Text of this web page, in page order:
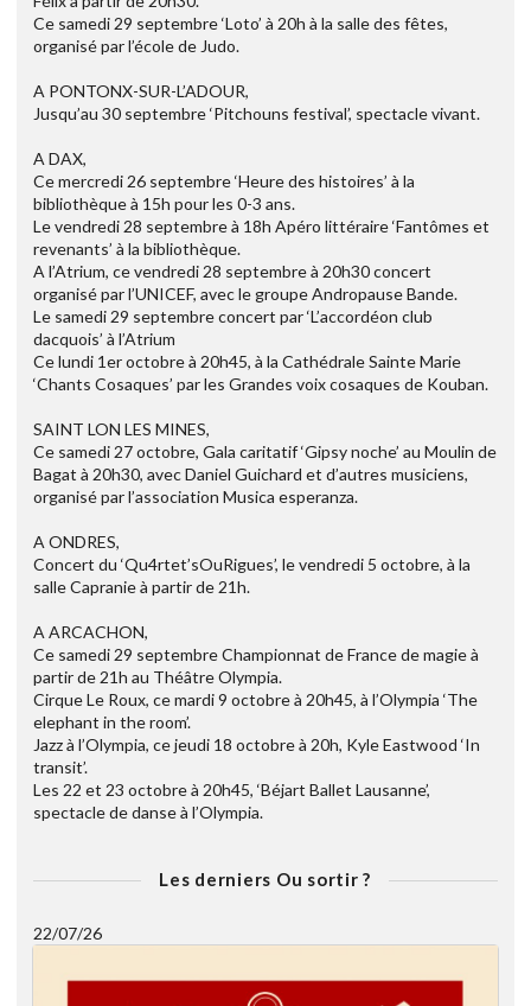
Ce samedi 29 septembre ‘Loto’ à 20h à la salle des fêtes,
organisé par l’école de Judo.
A PONTONX-SUR-L’ADOUR,
Jusqu’au 30 septembre ‘Pitchouns festival’, spectacle vivant.
A DAX,
Ce mercredi 26 septembre ‘Heure des histoires’ à la
bibliothèque à 15h pour les 0-3 ans.
Le vendredi 28 septembre à 18h Apéro littéraire ‘Fantômes et
revenants’ à la bibliothèque.
A l’Atrium, ce vendredi 28 septembre à 20h30 concert
organisé par l’UNICEF, avec le groupe Andropause Bande.
Le samedi 29 septembre concert par ‘L’accordéon club
dacquois’ à l’Atrium
Ce lundi 1er octobre à 20h45, à la Cathédrale Sainte Marie
‘Chants Cosaques’ par les Grandes voix cosaques de Kouban.
SAINT LON LES MINES,
Ce samedi 27 octobre, Gala caritatif ‘Gipsy noche’ au Moulin de
Bagat à 20h30, avec Daniel Guichard et d’autres musiciens,
organisé par l’association Musica esperanza.
A ONDRES,
Concert du ‘Qu4rtet’sOuRigues’, le vendredi 5 octobre, à la
salle Capranie à partir de 21h.
A ARCACHON,
Ce samedi 29 septembre Championnat de France de magie à
partir de 21h au Théâtre Olympia.
Cirque Le Roux, ce mardi 9 octobre à 20h45, à l’Olympia ‘The
elephant in the room’.
Jazz à l’Olympia, ce jeudi 18 octobre à 20h, Kyle Eastwood ‘In
transit’.
Les 22 et 23 octobre à 20h45, ‘Béjart Ballet Lausanne’,
spectacle de danse à l’Olympia.
Les derniers Ou sortir ?
22/07/26